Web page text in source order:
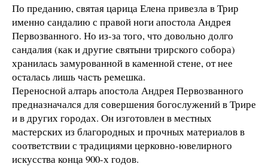
По преданию, святая царица Елена привезла в Трир
именно сандалию с правой ноги апостола Андрея
Первозванного. Но из-за того, что довольно долго
сандалия (как и другие святыни трирского собора)
хранилась замурованной в каменной стене, от нее
осталась лишь часть ремешка.
Переносной алтарь апостола Андрея Первозванного
предназначался для совершения богослужений в Трире
и в других городах. Он изготовлен в местных
мастерских из благородных и прочных материалов в
соответствии с традициями церковно-ювелирного
искусства конца 900-х годов.